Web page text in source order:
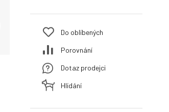
Do oblíbených
Porovnání
Dotaz prodejci
Hlídání